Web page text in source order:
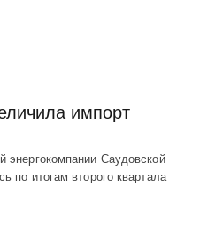
импорт
энергокомпании Саудовской
по итогам второго квартала